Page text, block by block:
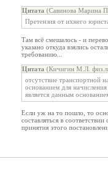
Цитата (Савинова Марина
Претензия от ихнего
Там всё смешалось - и
указано откуда взялись
требованию...
Цитата (Кичигин М.Л.
отсутствие транспортной
основанием для
является данным
Если уж на то пошло, то
составляться в
принятия этого